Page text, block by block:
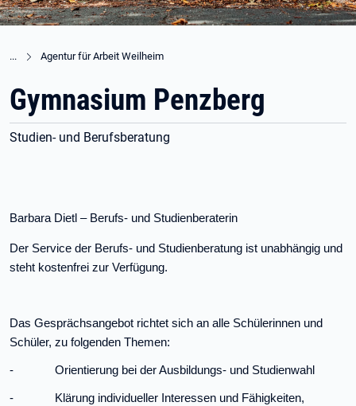
Agentur für Arbeit Weilheim
Gymnasium Penzberg
Studien- und Berufsberatung
Barbara Dietl – Berufs- und Studienberaterin
Der Service der Berufs- und Studienberatung ist unabhängig und
steht kostenfrei zur Verfügung.
Das Gesprächsangebot richtet sich an alle Schülerinnen und
Schüler, zu folgenden Themen:
- Orientierung bei der Ausbildungs- und Studienwahl
- Klärung individueller Interessen und Fähigkeiten,